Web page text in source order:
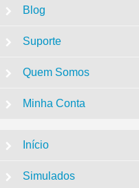
Blog
Suporte
Quem Somos
Minha Conta
Início
Simulados